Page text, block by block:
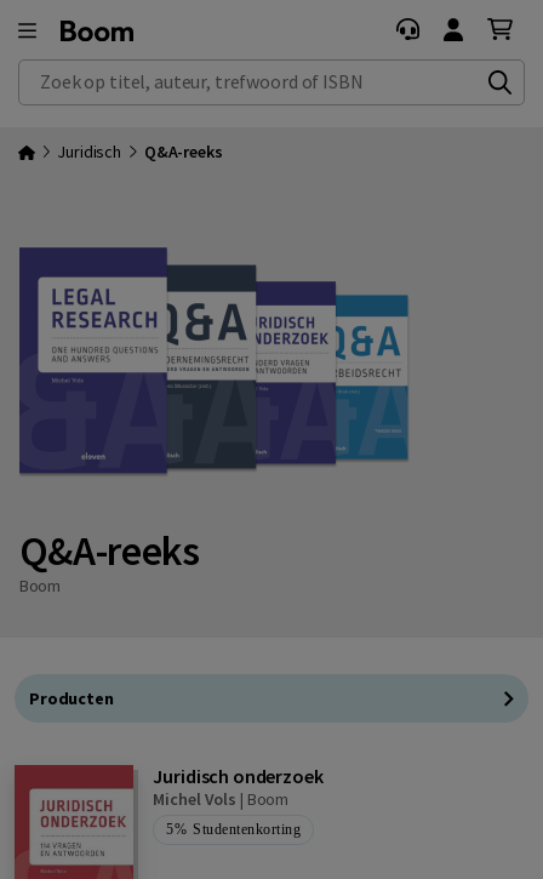
Zoek op titel, auteur, trefwoord of ISBN
Juridisch Q&A-reeks
Q&A-reeks
Boom
Producten
Juridisch onderzoek
Michel Vols | Boom
5% Studentenkorting